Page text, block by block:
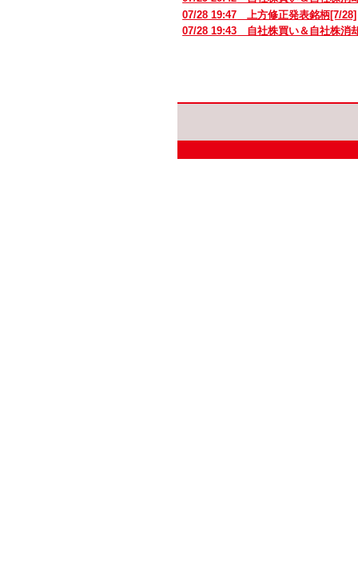
07/28 19:47 上方修正発表銘柄[7/28]
07/28 19:43 自社株買い＆自社株消